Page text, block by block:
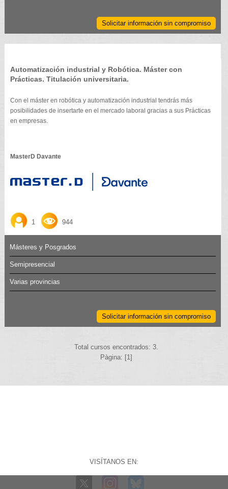
Solicitar información sin compromiso
Automatización industrial y Robótica. Máster con
Prácticas. Titulación universitaria.
Con el máster en robótica y automatización industrial tendrás más
posibilidades de insertarte en el mercado laboral gracias a sus Prácticas
en empresas.
MasterD Davante
1 944
Másteres y Posgrados
Semipresencial
Varias provincias
Solicitar información sin compromiso
Total cursos encontrados: 3.
Pàgina: [1]
VISÍTANOS EN: